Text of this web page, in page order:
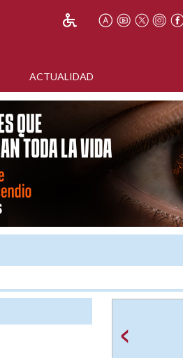
ACTUALIDAD